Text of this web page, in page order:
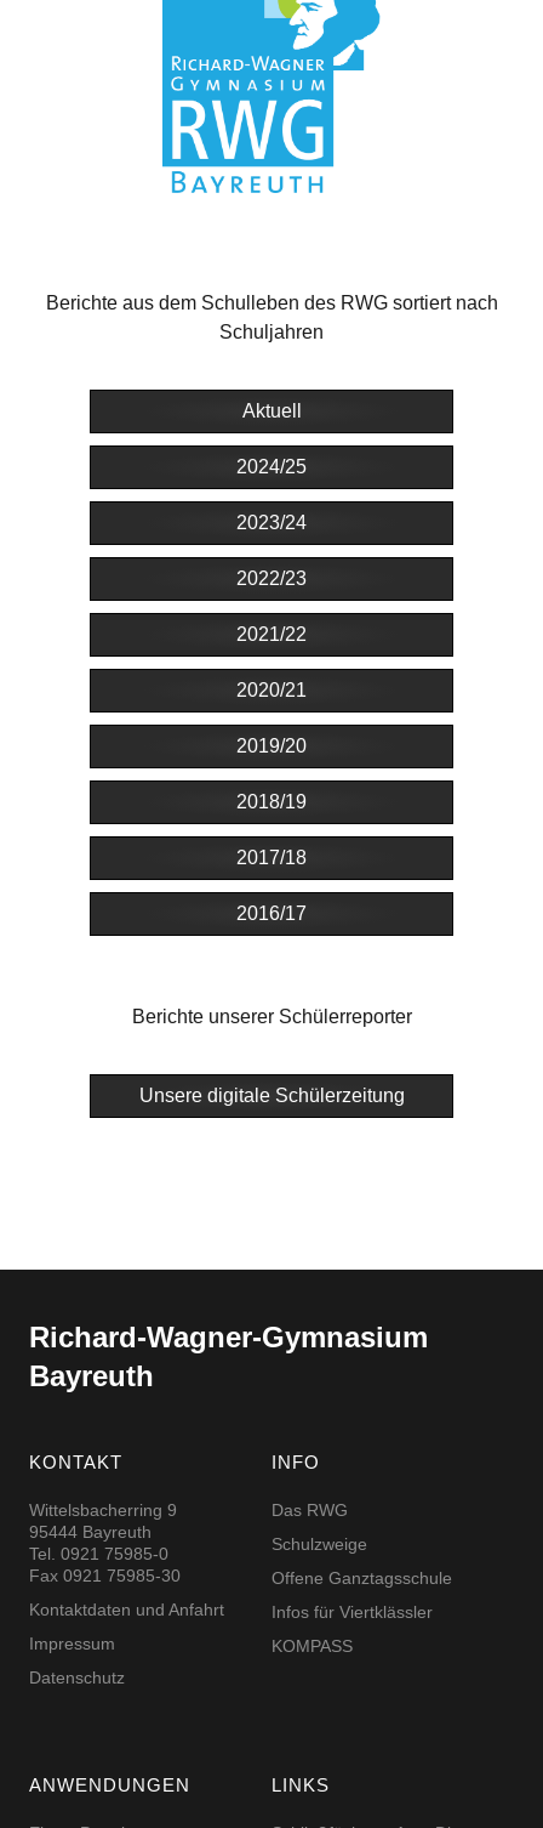
Berichte aus dem Schulleben des RWG sortiert nach
Schuljahren
Aktuell
2024/25
2023/24
2022/23
2021/22
2020/21
2019/20
2018/19
2017/18
2016/17
Berichte unserer Schülerreporter
Unsere digitale Schülerzeitung
Richard-​​Wagner-​​Gymnasium
Bayreuth
KONTAKT
Wittelsbacherring 9
95444 Bayreuth
Tel. 0921 75985-0
Fax 0921 75985-30
Kontaktdaten und Anfahrt
Impressum
Datenschutz
INFO
Das RWG
Schulzweige
Offene Ganztagsschule
Infos für Viertklässler
KOMPASS
ANWENDUNGEN LINKS